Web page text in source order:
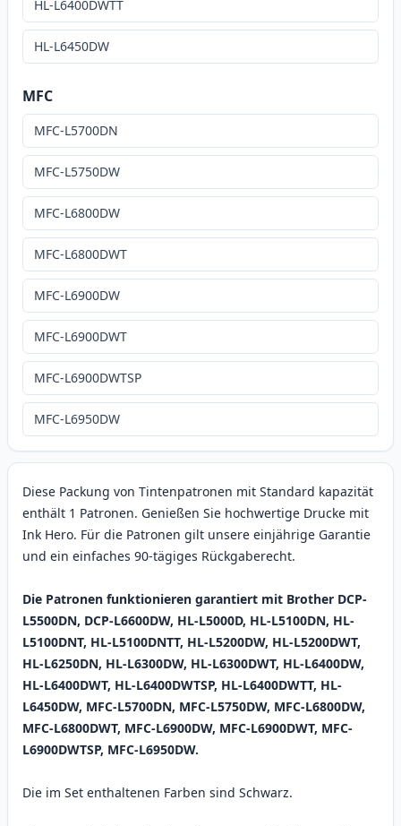
Diese Packung von Tintenpatronen mit Standard kapazität
enthält 1 Patronen. Genießen Sie hochwertige Drucke mit
Ink Hero. Für die Patronen gilt unsere einjährige Garantie
und ein einfaches 90-tägiges Rückgaberecht.
Die Patronen funktionieren garantiert mit Brother DCP-
L5500DN, DCP-L6600DW, HL-L5000D, HL-L5100DN, HL-
L5100DNT, HL-L5100DNTT, HL-L5200DW, HL-L5200DWT,
HL-L6250DN, HL-L6300DW, HL-L6300DWT, HL-L6400DW,
HL-L6400DWT, HL-L6400DWTSP, HL-L6400DWTT, HL-
L6450DW, MFC-L5700DN, MFC-L5750DW, MFC-L6800DW,
MFC-L6800DWT, MFC-L6900DW, MFC-L6900DWT, MFC-
L6900DWTSP, MFC-L6950DW.
Die im Set enthaltenen Farben sind Schwarz.
HL-L6400DWTT
HL-L6450DW
MFC
MFC-L5700DN
MFC-L5750DW
MFC-L6800DW
MFC-L6800DWT
MFC-L6900DW
MFC-L6900DWT
MFC-L6900DWTSP
MFC-L6950DW